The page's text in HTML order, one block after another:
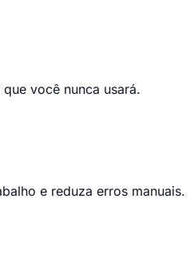
você nunca usará.
e reduza erros manuais.